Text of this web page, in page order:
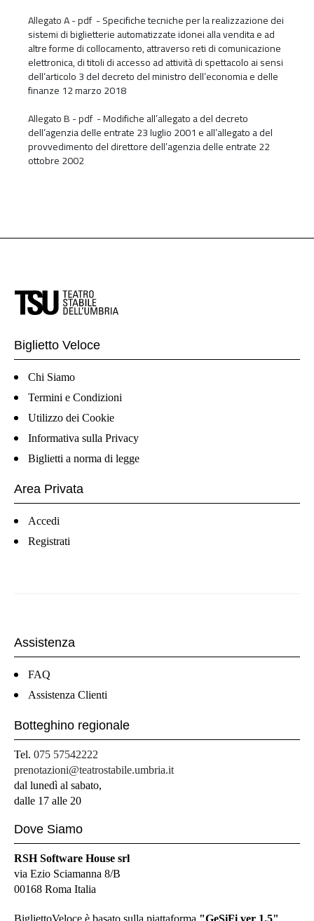
Allegato A - pdf- Specifiche tecniche per la realizzazione dei
sistemi di biglietterie automatizzate idonei alla vendita e ad
altre forme di collocamento, attraverso reti di comunicazione
elettronica, di titoli di accesso ad attività di spettacolo ai sensi
dell’articolo 3 del decreto del ministro dell’economia e delle
finanze 12 marzo 2018
Allegato B - pdf- Modifiche all’allegato a del decreto
dell’agenzia delle entrate 23 luglio 2001 e all’allegato a del
provvedimento del direttore dell’agenzia delle entrate 22
ottobre 2002
Biglietto Veloce
Chi Siamo
Termini e Condizioni
Utilizzo dei Cookie
Informativa sulla Privacy
Biglietti a norma di legge
Area Privata
Accedi
Registrati
Assistenza
FAQ
Assistenza Clienti
Botteghino regionale
Tel. 075 57542222
prenotazioni@teatrostabile.umbria.it
dal lunedì al sabato,
dalle 17 alle 20
Dove Siamo
RSH Software House srl
via Ezio Sciamanna 8/B
00168 Roma Italia
BigliettoVeloce è basato sulla piattaforma "GeSiFi ver 1.5"